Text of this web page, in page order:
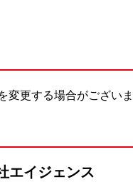
更する場合がござい
エイジェンス